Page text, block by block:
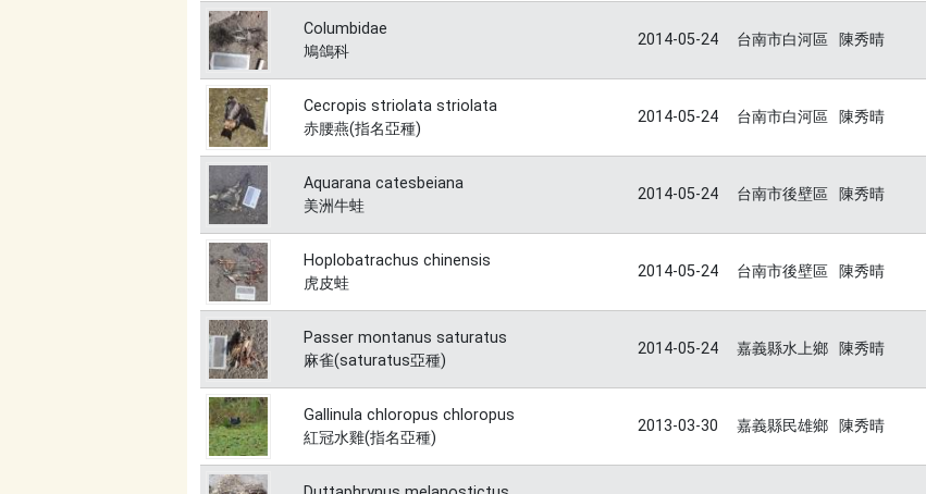
Columbidae
鳩鴿科
2014-05-24 台南市白河區 陳秀晴
Cecropis striolata striolata
赤腰燕(指名亞種)
2014-05-24 台南市白河區 陳秀晴
Aquarana catesbeiana
美洲牛蛙
2014-05-24 台南市後壁區 陳秀晴
Hoplobatrachus chinensis
虎皮蛙
2014-05-24 台南市後壁區 陳秀晴
Passer montanus saturatus
麻雀(saturatus亞種)
2014-05-24 嘉義縣水上鄉 陳秀晴
Gallinula chloropus chloropus
紅冠水雞(指名亞種)
2013-03-30 嘉義縣民雄鄉 陳秀晴